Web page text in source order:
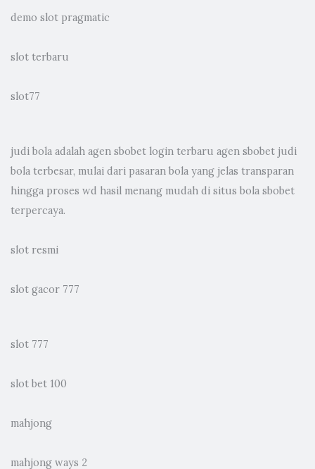
demo slot pragmatic
slot terbaru
slot77
judi bola adalah agen sbobet login terbaru agen sbobet judi
bola terbesar, mulai dari pasaran bola yang jelas transparan
hingga proses wd hasil menang mudah di situs bola sbobet
terpercaya.
slot resmi
slot gacor 777
slot 777
slot bet 100
mahjong
mahjong ways 2